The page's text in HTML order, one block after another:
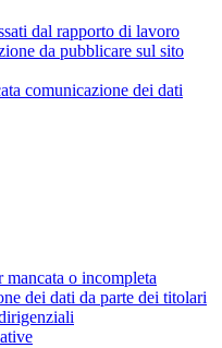
dal rapporto di lavoro
da pubblicare sul sito
comunicazione dei dati
mancata o incompleta
dei dati da parte dei titolari